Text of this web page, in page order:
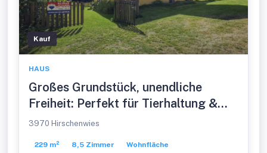
Kauf
HAUS
Großes Grundstück, unendliche
Freiheit: Perfekt für Tierhaltung &
Selbstversorger
3970 Hirschenwies
229 m² 8,5 Zimmer Wohnfläche